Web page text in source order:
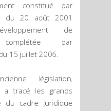
constitué par
du 20 août 2001
de
complétée par
15 juillet 2006.
législation,
a tracé les grands
cadre juridique